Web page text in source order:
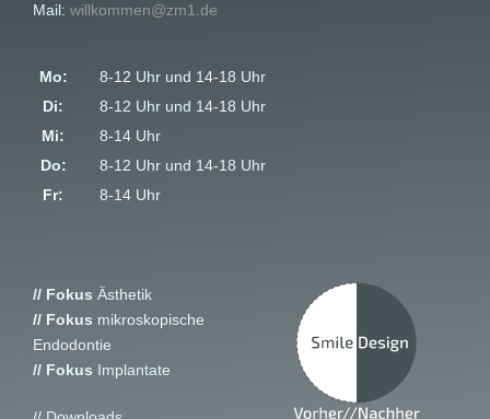
Mail: willkommen@zm1.de
Mo:
Di:
Mi:
Do:
Fr:
8-12 Uhr und 14-18 Uhr
8-12 Uhr und 14-18 Uhr
8-14 Uhr
8-12 Uhr und 14-18 Uhr
8-14 Uhr
// Fokus Ästhetik
// Fokus mikroskopische
Endodontie
// Fokus Implantate